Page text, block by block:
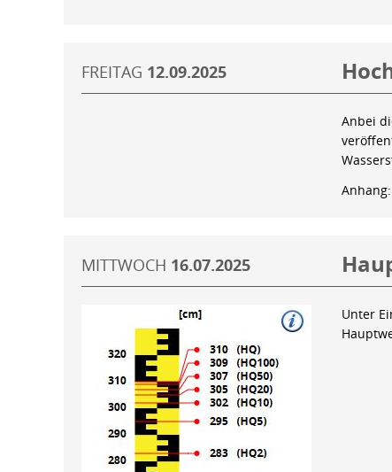
FREITAG 12.09.2025
Anbei
Anhang:
MITTWOCH 16.07.2025
Unter